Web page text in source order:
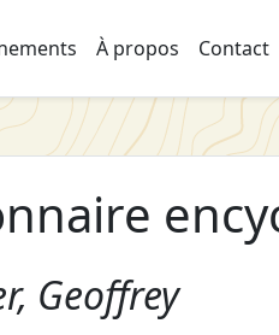
À propos Contact
Geoffrey